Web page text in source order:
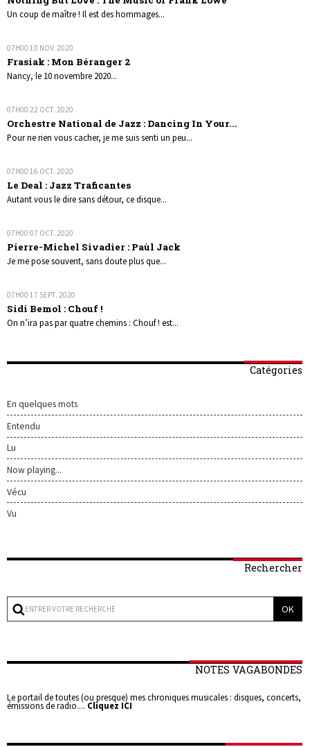
Un coup de maître ! Il est des hommages...
07H00 10 NOV. 2020
Frasiak : Mon Béranger 2
Nancy, le 10 novembre 2020...
07H00 22 OCT. 2020
Orchestre National de Jazz : Dancing In Your...
Pour ne rien vous cacher, je me suis senti un peu...
07H00 16 OCT. 2020
Le Deal : Jazz Traficantes
Autant vous le dire sans détour, ce disque...
07H00 07 OCT. 2020
Pierre-Michel Sivadier : Paùl Jack
Je me pose souvent, sans doute plus que...
07H00 17 SEPT. 2020
Sidi Bemol : Chouf !
On n’ira pas par quatre chemins : Chouf ! est...
Catégories
En quelques mots
Entendu
Lu
Now playing...
Vécu
Vu
Rechercher
NOTES VAGABONDES
Le portail de toutes (ou presque) mes chroniques musicales : disques, concerts,
émissions de radio.... Cliquez ICI